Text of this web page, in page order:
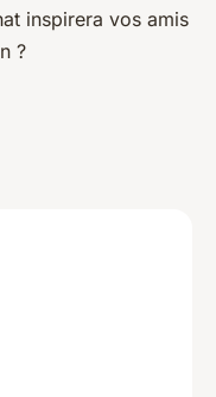
inspirera vos amis
?